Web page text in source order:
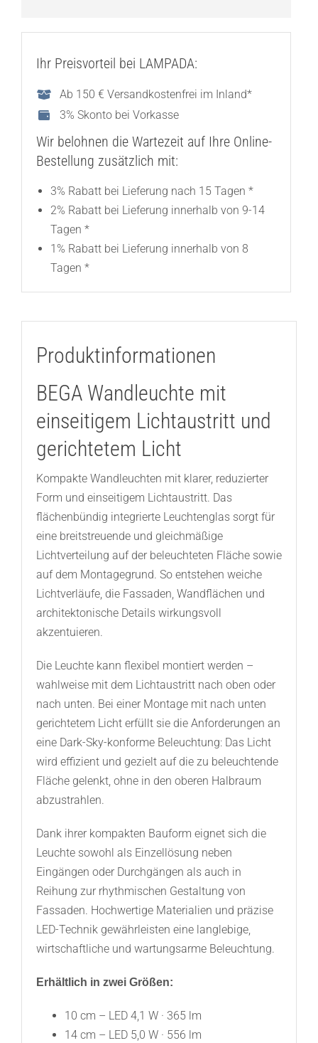
Ihr Preisvorteil bei LAMPADA:
Ab 150 € Versandkostenfrei im Inland*
3% Skonto bei Vorkasse
Wir belohnen die Wartezeit auf Ihre Online-
Bestellung zusätzlich mit:
3% Rabatt bei Lieferung nach 15 Tagen *
2% Rabatt bei Lieferung innerhalb von 9-14
Tagen *
1% Rabatt bei Lieferung innerhalb von 8
Tagen *
Produktinformationen
BEGA Wandleuchte mit
einseitigem Lichtaustritt und
gerichtetem Licht
Kompakte Wandleuchten mit klarer, reduzierter
Form und einseitigem Lichtaustritt. Das
flächenbündig integrierte Leuchtenglas sorgt für
eine breitstreuende und gleichmäßige
Lichtverteilung auf der beleuchteten Fläche sowie
auf dem Montagegrund. So entstehen weiche
Lichtverläufe, die Fassaden, Wandflächen und
architektonische Details wirkungsvoll
akzentuieren.
Die Leuchte kann flexibel montiert werden –
wahlweise mit dem Lichtaustritt nach oben oder
nach unten. Bei einer Montage mit nach unten
gerichtetem Licht erfüllt sie die Anforderungen an
eine Dark-Sky-konforme Beleuchtung: Das Licht
wird effizient und gezielt auf die zu beleuchtende
Fläche gelenkt, ohne in den oberen Halbraum
abzustrahlen.
Dank ihrer kompakten Bauform eignet sich die
Leuchte sowohl als Einzellösung neben
Eingängen oder Durchgängen als auch in
Reihung zur rhythmischen Gestaltung von
Fassaden. Hochwertige Materialien und präzise
LED-Technik gewährleisten eine langlebige,
wirtschaftliche und wartungsarme Beleuchtung.
Erhältlich in zwei Größen:
10 cm – LED 4,1 W · 365 lm
14 cm – LED 5,0 W · 556 lm